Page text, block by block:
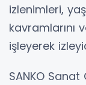
izlenimleri,
kavramlarını
işleyerek
SANKO